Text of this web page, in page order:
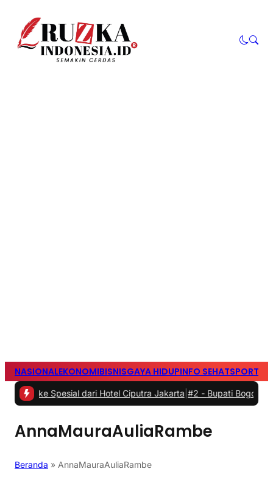
NASIONALEKONOMIBISNISGAYA HIDUPINFO SEHATSPORTS
Spesial dari Hotel Ciputra Jakarta|#2 -Bupati Bogor Rudi
AnnaMauraAuliaRambe
Beranda » AnnaMauraAuliaRambe